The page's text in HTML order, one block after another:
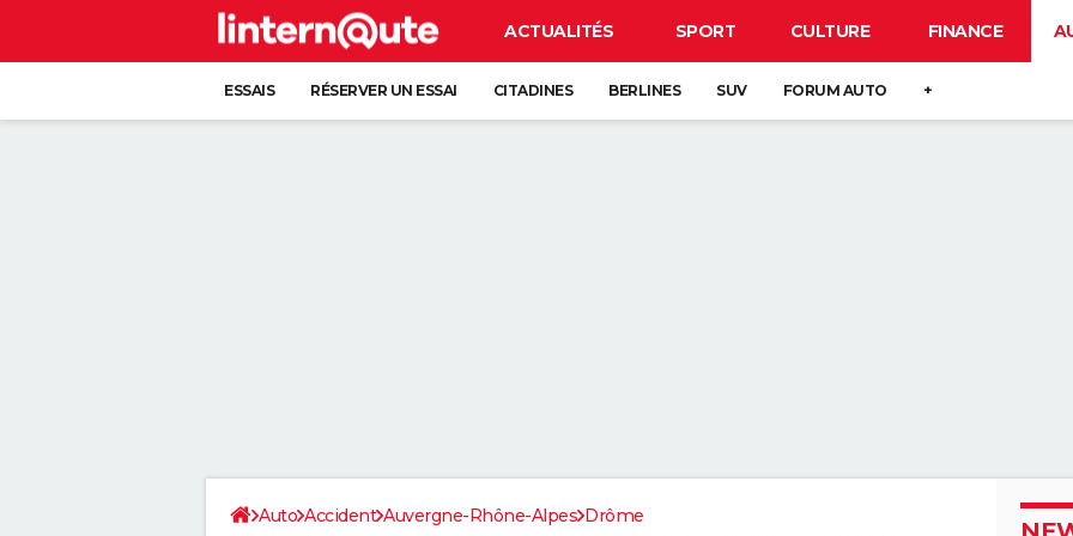
ACTUALITÉS SPORT CULTURE FINANCE
ESSAIS RÉSERVER UN ESSAI CITADINES BERLINES SUV FORUM AUTO +
Auto Accident Auvergne-Rhône-Alpes Drôme